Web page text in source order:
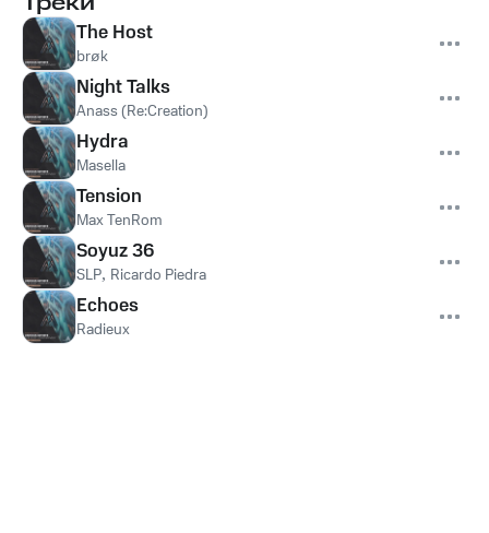
The Host
brøk
Night Talks
Anass (Re:Creation)
Hydra
Masella
Tension
Max TenRom
Soyuz 36
SLP, Ricardo Piedra
Echoes
Radieux